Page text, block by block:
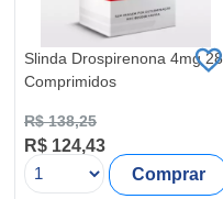
Slinda Drospirenona 4mg 28
Comprimidos
R$ 138,25
R$ 124,43
Comprar